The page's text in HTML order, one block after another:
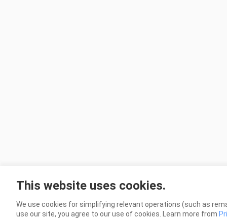
This website uses cookies.
We use cookies for simplifying relevant operations (such as
use our site, you agree to our use of cookies. Learn more from